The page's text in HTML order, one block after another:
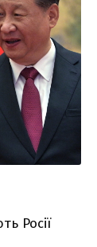
Росії